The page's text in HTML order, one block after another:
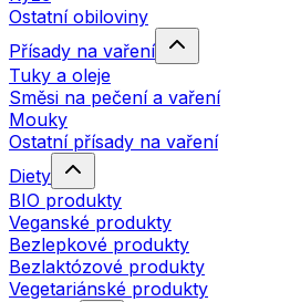
Ostatní obiloviny
Přísady na vaření
Tuky a oleje
Směsi na pečení a vaření
Mouky
Ostatní přísady na vaření
Diety
BIO produkty
Veganské produkty
Bezlepkové produkty
Bezlaktózové produkty
Vegetariánské produkty